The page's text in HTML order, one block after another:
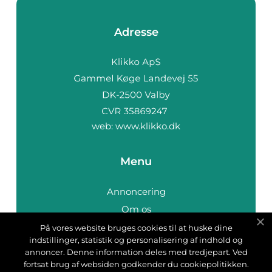
Adresse
web: www.klikko.dk
Menu
Annoncering
Om os
Cookies
Kontakt os
Sitemap
På vores website bruges cookies til at huske dine
indstillinger, statistik og personalisering af indhold og
annoncer. Denne information deles med tredjepart. Ved
fortsat brug af websiden godkender du cookiepolitikken.